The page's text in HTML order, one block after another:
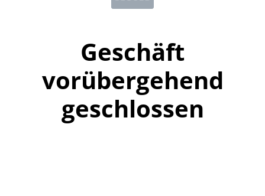
Geschäft
vorübergehend
geschlossen